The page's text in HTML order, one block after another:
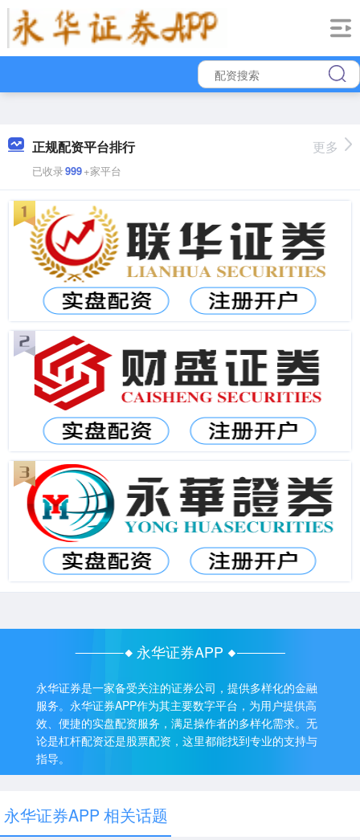
正规配资平台排行
已收录999+家平台
更多
永华证券APP
永华证券是一家备受关注的证券公司，提供多样化的金融
服务。永华证券APP作为其主要数字平台，为用户提供高
效、便捷的实盘配资服务，满足操作者的多样化需求。无
论是杠杆配资还是股票配资，这里都能找到专业的支持与
指导。
永华证券APP 相关话题